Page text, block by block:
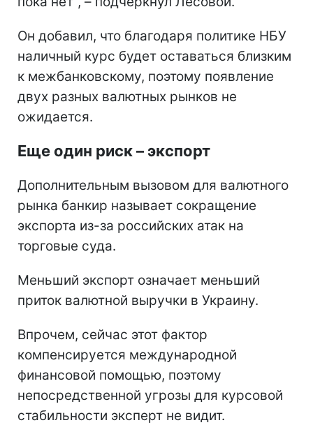
Он добавил, что благодаря политике НБУ
наличный курс будет оставаться близким
к межбанковскому, поэтому появление
двух разных валютных рынков не
ожидается.
Еще один риск – экспорт
Дополнительным вызовом для валютного
рынка банкир называет сокращение
экспорта из-за российских атак на
торговые суда.
Меньший экспорт означает меньший
приток валютной выручки в Украину.
Впрочем, сейчас этот фактор
компенсируется международной
финансовой помощью, поэтому
непосредственной угрозы для курсовой
стабильности эксперт не видит.